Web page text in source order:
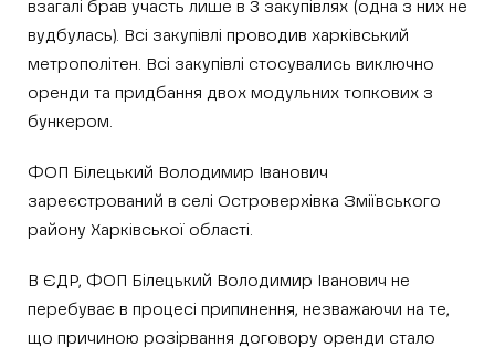
взагалі брав участь лише в 3 закупівлях (одна з них не
вудбулась). Всі закупівлі проводив харківський
метрополітен. Всі закупівлі стосувались виключно
оренди та придбання двох модульних топкових з
бункером.
ФОП Білецький Володимир Іванович
зареєстрований в селі Островерхівка Зміївського
району Харківської області.
В ЄДР, ФОП Білецький Володимир Іванович не
перебуває в процесі припинення, незважаючи на те,
що причиною розірвання договору оренди стало